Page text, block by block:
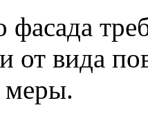
фасада
от вида
меры.